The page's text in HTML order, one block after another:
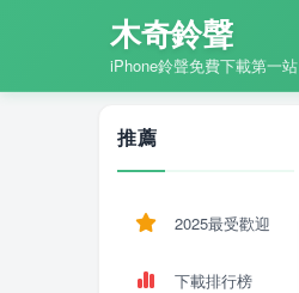
木奇鈴聲
iPhone鈴聲免費下載第一站
推薦
2025最受歡迎
下載排行榜